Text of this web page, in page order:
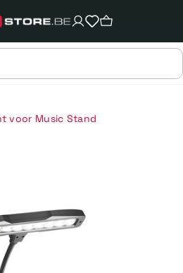
voor Music Stand